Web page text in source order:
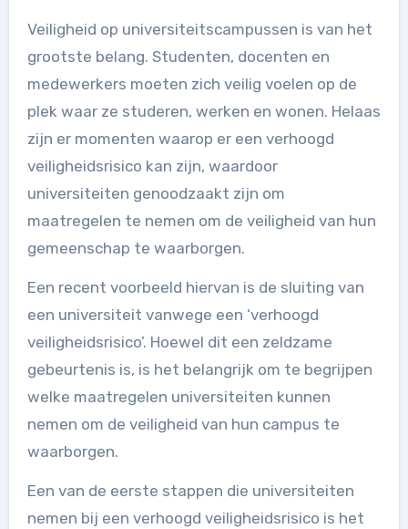
Veiligheid op universiteitscampussen is van het
grootste belang. Studenten, docenten en
medewerkers moeten zich veilig voelen op de
plek waar ze studeren, werken en wonen. Helaas
zijn er momenten waarop er een verhoogd
veiligheidsrisico kan zijn, waardoor
universiteiten genoodzaakt zijn om
maatregelen te nemen om de veiligheid van hun
gemeenschap te waarborgen.
Een recent voorbeeld hiervan is de sluiting van
een universiteit vanwege een ‘verhoogd
veiligheidsrisico’. Hoewel dit een zeldzame
gebeurtenis is, is het belangrijk om te begrijpen
welke maatregelen universiteiten kunnen
nemen om de veiligheid van hun campus te
waarborgen.
Een van de eerste stappen die universiteiten
nemen bij een verhoogd veiligheidsrisico is het